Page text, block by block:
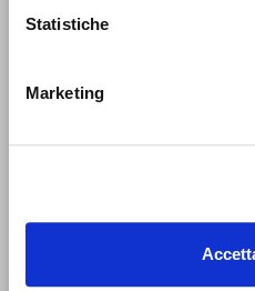
Statistiche
Marketing